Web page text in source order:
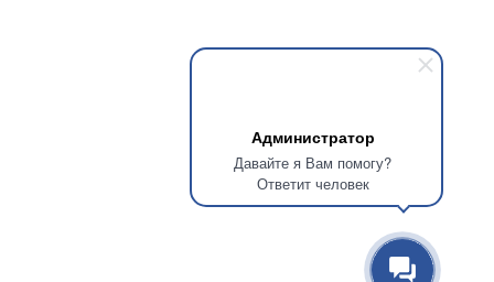
Администратор
Давайте я Вам помогу?
Ответит человек